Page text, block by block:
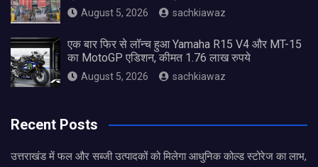
August 5, 2026 sachkiawaz
एक बार फिर से लॉन्च हुआ Yamaha R15 V4 और MT-15
का MotoGP एडिशन, कीमत 1.76 लाख रुपये
August 5, 2026 sachkiawaz
Recent Posts
उत्तराखंड में फल और सब्जी उत्पादकों को मिलेगा आधुनिक कोल्ड स्टोरेज का लाभ,